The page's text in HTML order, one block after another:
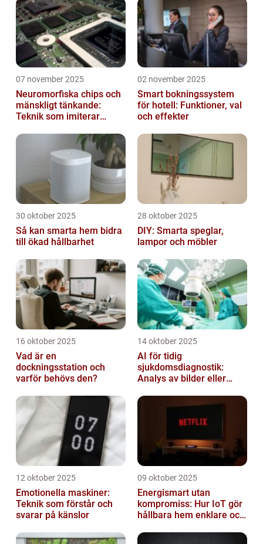
07 november 2025
Neuromorfiska chips och
mänskligt tänkande:
Teknik som imiterar
02 november 2025
Smart bokningssystem
för hotell: Funktioner, val
och effekter
30 oktober 2025
Så kan smarta hem bidra
till ökad hållbarhet
28 oktober 2025
DIY: Smarta speglar,
lampor och möbler
16 oktober 2025
Vad är en
dockningsstation och
varför behövs den?
14 oktober 2025
AI för tidig
sjukdomsdiagnostik:
Analys av bilder eller
12 oktober 2025
Emotionella maskiner:
Teknik som förstår och
svarar på känslor
09 oktober 2025
Energismart utan
kompromiss: Hur IoT gör
hållbara hem enklare och